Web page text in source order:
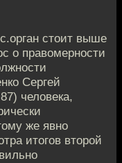
стоит выше
о правомерности
Сергей
человека,
же явно
итогов второй